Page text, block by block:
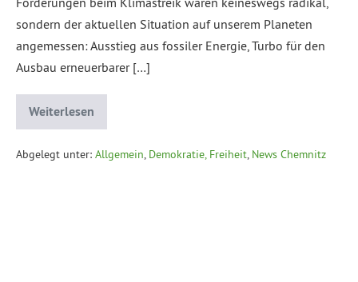
sondern der aktuellen Situation auf unserem Planeten
angemessen: Ausstieg aus fossiler Energie, Turbo für den
Ausbau erneuerbarer […]
Weiterlesen
Abgelegt unter: Allgemein, Demokratie, Freiheit, News Chemnitz